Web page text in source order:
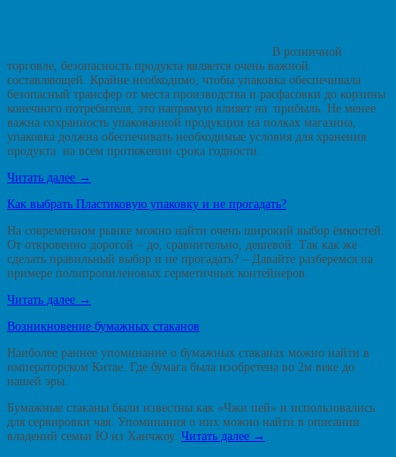
В розничной
торговле, безопасность продукта является очень важной
составляющей. Крайне необходимо, чтобы упаковка обеспечивала
безопасный трансфер от места производства и расфасовки до корзины
конечного потребителя, это напрямую влияет на прибыль. Не менее
важна сохранность упакованной продукции на полках магазина,
упаковка должна обеспечивать необходимые условия для хранения
продукта на всем протяжении срока годности.
Читать далее →
Как выбрать Пластиковую упаковку и не прогадать?
На современном рынке можно найти очень широкий выбор ёмкостей.
От откровенно дорогой – до, сравнительно, дешевой. Так как же
сделать правильный выбор и не прогадать? – Давайте разберемся на
примере полипропиленовых герметичных контейнеров.
Читать далее →
Возникновение бумажных стаканов
Наиболее раннее упоминание о бумажных стаканах можно найти в
императорском Китае. Где бумага была изобретена во 2м веке до
нашей эры.
Бумажные стаканы были известны как «Чжи пей» и использовались
для сервировки чая. Упоминания о них можно найти в описании
владений семьи Ю из Ханчжоу. Читать далее →